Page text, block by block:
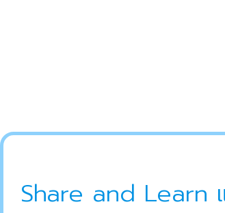
Share and Learn